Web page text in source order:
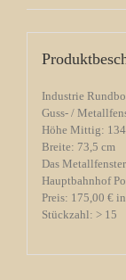
Industrie
Guss- /
Höhe Mittig:
Breite: 73,5 cm
Das
Hauptbahnhof
Preis: 175,00 €
Stückzahl: > 15